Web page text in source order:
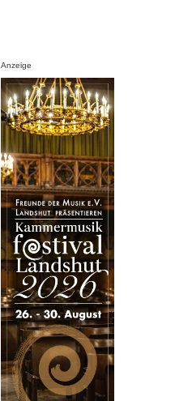
Anzeige